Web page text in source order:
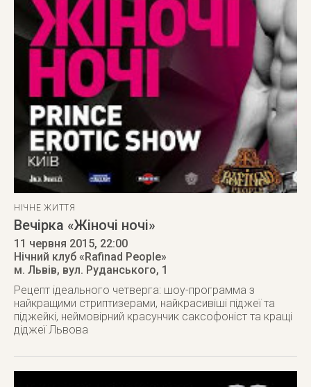
НІЧНЕ ЖИТТЯ
Вечірка «Жіночі ночі»
11 червня 2015, 22:00
Нічний клуб «Rafinad People»
м. Львів, вул. Руданського, 1
Рецепт ідеального четверга: шоу-программа з
найкращими стриптизерами, найкрасивіші піджеї та
піджейкі, неймовірний красунчик саксофоніст та кращі
діджеї Львова